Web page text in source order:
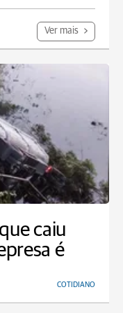
Ver mais
caiu
é
COTIDIANO